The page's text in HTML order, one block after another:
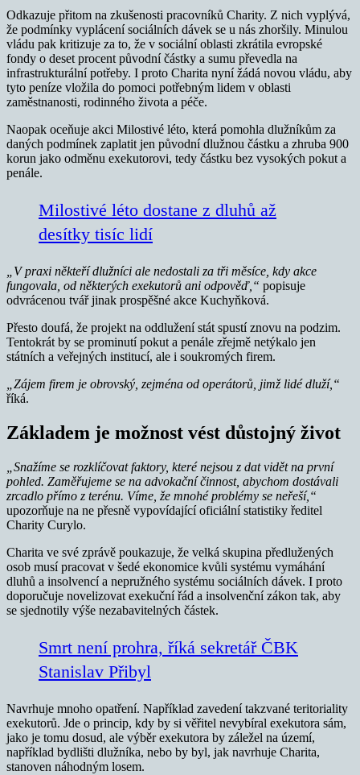
Odkazuje přitom na zkušenosti pracovníků Charity. Z nich vyplývá,
že podmínky vyplácení sociálních dávek se u nás zhoršily. Minulou
vládu pak kritizuje za to, že v sociální oblasti zkrátila evropské
fondy o deset procent původní částky a sumu převedla na
infrastrukturální potřeby. I proto Charita nyní žádá novou vládu, aby
tyto peníze vložila do pomoci potřebným lidem v oblasti
zaměstnanosti, rodinného života a péče.
Naopak oceňuje akci Milostivé léto, která pomohla dlužníkům za
daných podmínek zaplatit jen původní dlužnou částku a zhruba 900
korun jako odměnu exekutorovi, tedy částku bez vysokých pokut a
penále.
Milostivé léto dostane z dluhů až
desítky tisíc lidí
„V praxi někteří dlužníci ale nedostali za tři měsíce, kdy akce
fungovala, od některých exekutorů ani odpověď,“ popisuje
odvrácenou tvář jinak prospěšné akce Kuchyňková.
Přesto doufá, že projekt na oddlužení stát spustí znovu na podzim.
Tentokrát by se prominutí pokut a penále zřejmě netýkalo jen
státních a veřejných institucí, ale i soukromých firem.
„Zájem firem je obrovský, zejména od operátorů, jimž lidé dluží,“
říká.
Základem je možnost vést důstojný život
„Snažíme se rozklíčovat faktory, které nejsou z dat vidět na první
pohled. Zaměřujeme se na advokační činnost, abychom dostávali
zrcadlo přímo z terénu. Víme, že mnohé problémy se neřeší,“
upozorňuje na ne přesně vypovídající oficiální statistiky ředitel
Charity Curylo.
Charita ve své zprávě poukazuje, že velká skupina předlužených
osob musí pracovat v šedé ekonomice kvůli systému vymáhání
dluhů a insolvencí a nepružného systému sociálních dávek. I proto
doporučuje novelizovat exekuční řád a insolvenční zákon tak, aby
se sjednotily výše nezabavitelných částek.
Smrt není prohra, říká sekretář ČBK
Stanislav Přibyl
Navrhuje mnoho opatření. Například zavedení takzvané teritoriality
exekutorů. Jde o princip, kdy by si věřitel nevybíral exekutora sám,
jako je tomu dosud, ale výběr exekutora by záležel na území,
například bydlišti dlužníka, nebo by byl, jak navrhuje Charita,
stanoven náhodným losem.